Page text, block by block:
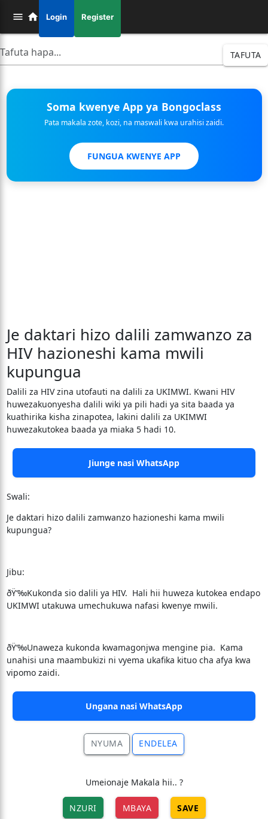
Login Register
TAFUTA
Soma kwenye App ya Bongoclass
Pata makala zote, kozi, na maswali kwa urahisi zaidi.
FUNGUA KWENYE APP
Je daktari hizo dalili zamwanzo za
HIV hazioneshi kama mwili
kupungua
Dalili za HIV zina utofauti na dalili za UKIMWI. Kwani HIV
huwezakuonyesha dalili wiki ya pili hadi ya sita baada ya
kuathirika kisha zinapotea, lakini dalili za UKIMWI
huwezakutokea baada ya miaka 5 hadi 10.
Jiunge nasi WhatsApp
Swali:
Je daktari hizo dalili zamwanzo hazioneshi kama mwili
kupungua?
Jibu:
ðŸ‘‰Kukonda sio dalili ya HIV. Hali hii huweza kutokea endapo
UKIMWI utakuwa umechukuwa nafasi kwenye mwili.
ðŸ‘‰Unaweza kukonda kwamagonjwa mengine pia. Kama
unahisi una maambukizi ni vyema ukafika kituo cha afya kwa
vipomo zaidi.
Ungana nasi WhatsApp
NYUMA ENDELEA
Umeionaje Makala hii.. ?
NZURI MBAYA SAVE